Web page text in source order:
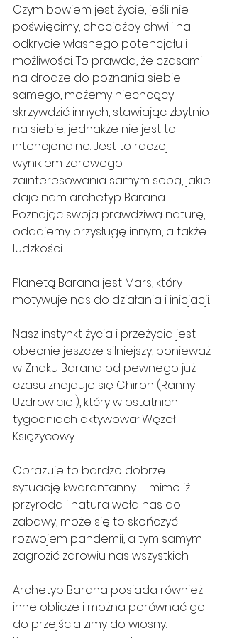
Czym bowiem jest życie, jeśli nie
poświęcimy, chociażby chwili na
odkrycie własnego potencjału i
możliwości. To prawda, że czasami
na drodze do poznania siebie
samego, możemy niechcący
skrzywdzić innych, stawiając zbytnio
na siebie, jednakże nie jest to
intencjonalne. Jest to raczej
wynikiem zdrowego
zainteresowania samym sobą, jakie
daje nam archetyp Barana.
Poznając swoją prawdziwą naturę,
oddajemy przysługę innym, a także
ludzkości.
Planetą Barana jest Mars, który
motywuje nas do działania i inicjacji.
Nasz instynkt życia i przeżycia jest
obecnie jeszcze silniejszy, ponieważ
w Znaku Barana od pewnego już
czasu znajduje się Chiron (Ranny
Uzdrowiciel), który w ostatnich
tygodniach aktywował Węzeł
Księżycowy.
Obrazuje to bardzo dobrze
sytuację kwarantanny – mimo iż
przyroda i natura woła nas do
zabawy, może się to skończyć
rozwojem pandemii, a tym samym
zagrozić zdrowiu nas wszystkich.
Archetyp Barana posiada również
inne oblicze i można porównać go
do przejścia zimy do wiosny.